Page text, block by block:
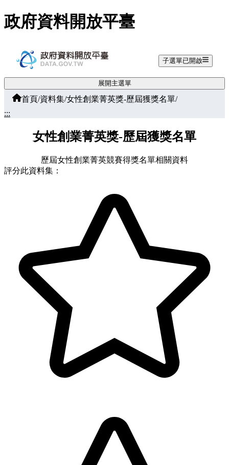
跳至主要內容
政府資料開放平臺
子選單已開啟
展開主選單
首頁/資料集/女性創業菁英獎-歷屆獲獎名單/
:::
女性創業菁英獎-歷屆獲獎名單
歷屆女性創業菁英競賽得獎名單相關資料
評分此資料集：